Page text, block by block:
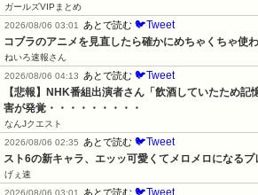
ガールズVIPまとめ
2026/08/06 03:01
あとで読む 🐦Tweet
コブラのアニメを見直したら確かにめちゃくちゃ使
ねいろ速報さん
2026/08/06 04:13
あとで読む 🐦Tweet
【悲報】NHK番組出演者さん「飲酒していたため記
害が発覚・・・・・・・・・
なんJクエスト
2026/08/06 02:35
あとで読む 🐦Tweet
スト6の新キャラ、エッッ可愛くてメロメロになる
げぇ速
2026/08/06 03:01
あとで読む 🐦Tweet